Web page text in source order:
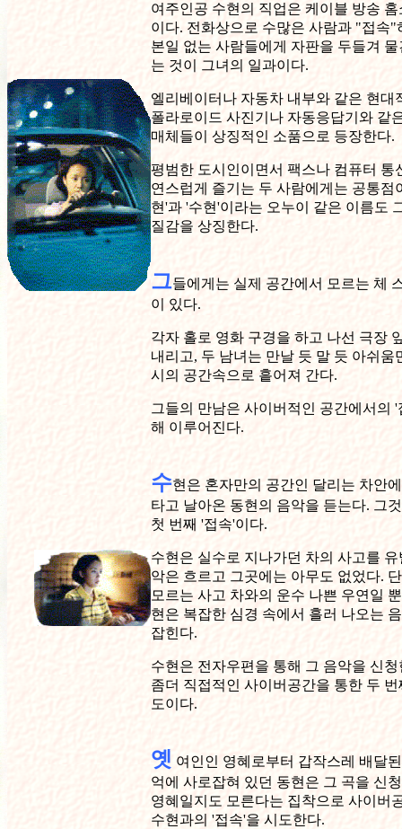
여주인공 수현의 직업은 케이블 방송
이다. 전화상으로 수많은 사람과 "접속"
본일 없는 사람들에게 자판을 두들겨
는 것이 그녀의 일과이다.
엘리베이터나 자동차 내부와 같은 현대
폴라로이드 사진기나 자동응답기와 같
매체들이 상징적인 소품으로 등장한다.
평범한 도시인이면서 팩스나 컴퓨터 통
연스럽게 즐기는 두 사람에게는 공통점
현'과 '수현'이라는 오누이 같은 이름도
질감을 상징한다.
그들에게는 실제 공간에서 모르는 체
이 있다.
각자 홀로 영화 구경을 하고 나선 극장
내리고, 두 남녀는 만날 듯 말 듯 아쉬움
시의 공간속으로 흩어져 간다.
그들의 만남은 사이버적인 공간에서의 '
해 이루어진다.
수현은 혼자만의 공간인 달리는 차안
타고 날아온 동현의 음악을 듣는다. 그
첫 번째 '접속'이다.
수현은 실수로 지나가던 차의 사고를
악은 흐르고 그곳에는 아무도 없었다.
모르는 사고 차와의 운수 나쁜 우연일
현은 복잡한 심경 속에서 흘러 나오는
잡힌다.
수현은 전자우편을 통해 그 음악을 신
좀더 직접적인 사이버공간을 통한 두
도이다.
옛 여인인 영혜로부터 갑작스레 배달
억에 사로잡혀 있던 동현은 그 곡을 신
영혜일지도 모른다는 집착으로 사이버
수현과의 '접속'을 시도한다.